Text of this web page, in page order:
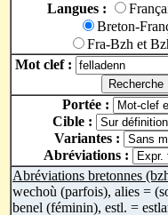
Langues :
Breton-
Fra-Bzh et
Mot clef :
Portée :
Cible :
Variantes :
Abréviations :
Abréviations bretonnes
wechoù (parfois), alies =
benel (féminin), estl. =